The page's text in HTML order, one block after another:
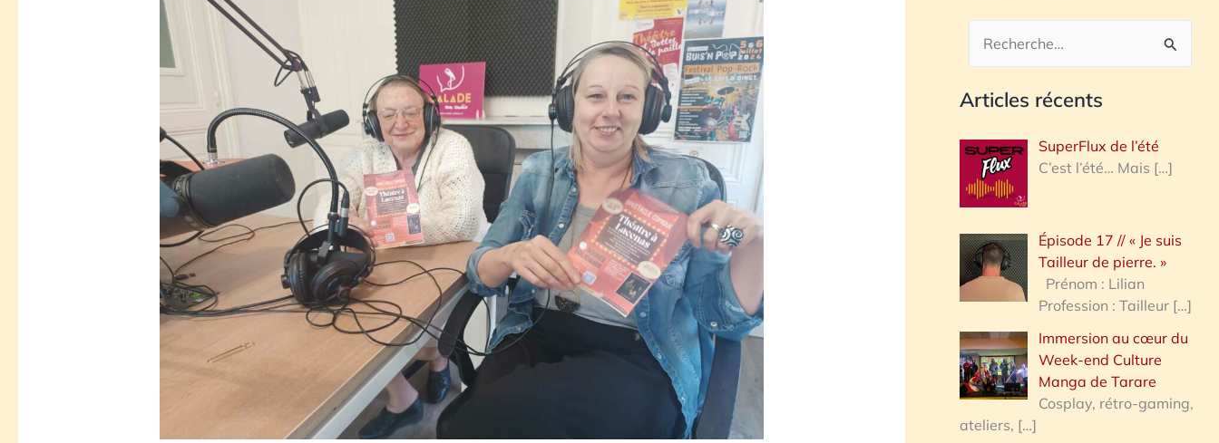
c
h
r
h
e
:
Articles récents
SuperFlux de l’été
C’est l’été… Mais […]
Épisode 17 // « Je suis
Tailleur de pierre. »
Prénom : Lilian
Profession : Tailleur […]
Immersion au cœur du
Week-end Culture
Manga de Tarare
Cosplay, rétro-gaming,
ateliers, […]